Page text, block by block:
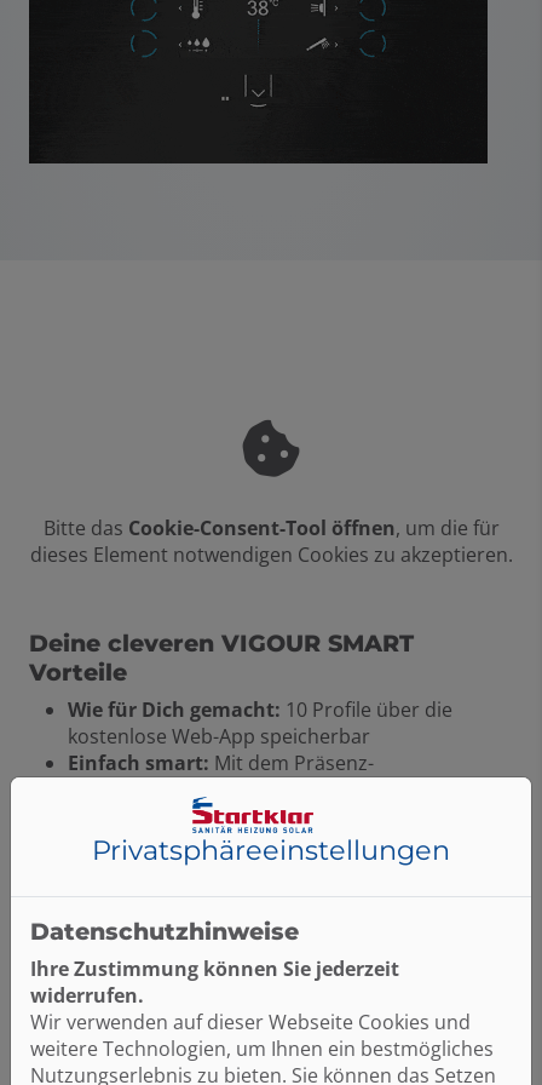
Bitte das Cookie-Consent-Tool öffnen, um die für
dieses Element notwendigen Cookies zu akzeptieren.
Deine cleveren VIGOUR SMART
Vorteile
Wie für Dich gemacht: 10 Profile über die
kostenlose Web-App speicherbar
Einfach smart: Mit dem Präsenz-
Easy bedienbar:Auch mit seifigen Händen über
die taktilen Tasten einstellbar
Einfache Montage:
Komplett vorbereitete
Unterputzlösung blitzschnell installiert
Privatsphäre­einstellungen
Datenschutzhinweise
Ihre Zustimmung können Sie jederzeit
widerrufen.
Wir verwenden auf dieser Webseite Cookies und
weitere Technologien, um Ihnen ein bestmögliches
Nutzungserlebnis zu bieten. Sie können das Setzen